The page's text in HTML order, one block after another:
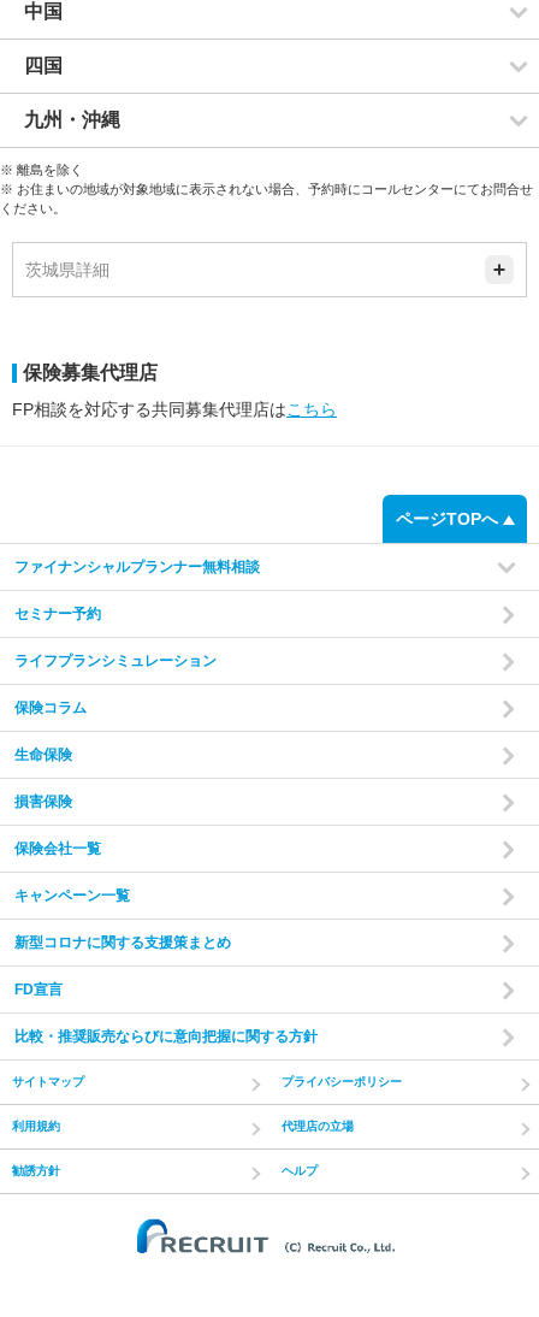
中国
四国
九州・沖縄
※ 離島を除く
※ お住まいの地域が対象地域に表示されない場合、予約時にコールセンターにてお問合せ
ください。
茨城県詳細
保険募集代理店
FP相談を対応する共同募集代理店はこちら
ページTOPへ
ファイナンシャルプランナー無料相談
セミナー予約
ライフプランシミュレーション
保険コラム
生命保険
損害保険
保険会社一覧
キャンペーン一覧
新型コロナに関する支援策まとめ
FD宣言
比較・推奨販売ならびに意向把握に関する方針
サイトマップ プライバシーポリシー
利用規約 代理店の立場
勧誘方針 ヘルプ